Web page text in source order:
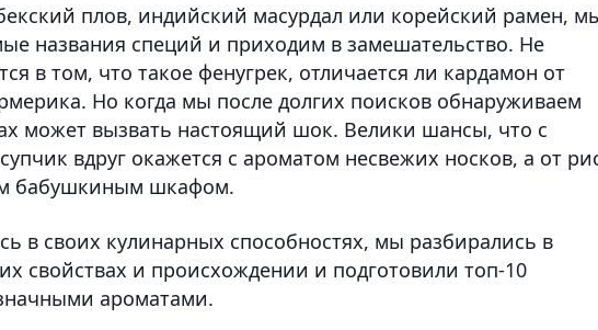
плов, индийский масурдал или корейский рамен,
названия специй и приходим в замешательство. Не
в том, что такое фенугрек, отличается ли кардамон от
Но когда мы после долгих поисков обнаруживаем
может вызвать настоящий шок. Велики шансы, что с
вдруг окажется с ароматом несвежих носков, а от
бабушкиным шкафом.
в своих кулинарных способностях, мы разбирались в
свойствах и происхождении и подготовили топ-10
ароматами.